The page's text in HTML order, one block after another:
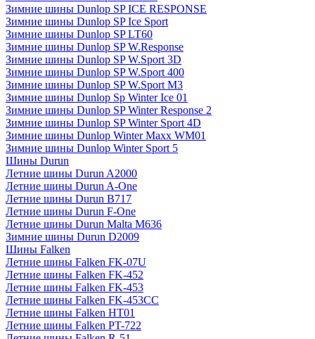
Зимние шины Dunlop SP ICE RESPONSE
Зимние шины Dunlop SP Ice Sport
Зимние шины Dunlop SP LT60
Зимние шины Dunlop SP W.Response
Зимние шины Dunlop SP W.Sport 3D
Зимние шины Dunlop SP W.Sport 400
Зимние шины Dunlop SP W.Sport M3
Зимние шины Dunlop Sp Winter Ice 01
Зимние шины Dunlop SP Winter Response 2
Зимние шины Dunlop SP Winter Sport 4D
Зимние шины Dunlop Winter Maxx WM01
Зимние шины Dunlop Winter Sport 5
Шины Durun
Летние шины Durun A2000
Летние шины Durun A-One
Летние шины Durun B717
Летние шины Durun F-One
Летние шины Durun Malta M636
Зимние шины Durun D2009
Шины Falken
Летние шины Falken FK-07U
Летние шины Falken FK-452
Летние шины Falken FK-453
Летние шины Falken FK-453CC
Летние шины Falken HT01
Летние шины Falken PT-722